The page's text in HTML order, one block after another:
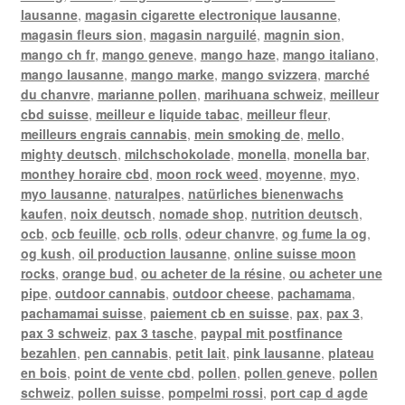
lausanne, magasin cigarette electronique lausanne,
magasin fleurs sion, magasin narguilé, magnin sion,
mango ch fr, mango geneve, mango haze, mango italiano,
mango lausanne, mango marke, mango svizzera, marché
du chanvre, marianne pollen, marihuana schweiz, meilleur
cbd suisse, meilleur e liquide tabac, meilleur fleur,
meilleurs engrais cannabis, mein smoking de, mello,
mighty deutsch, milchschokolade, monella, monella bar,
monthey horaire cbd, moon rock weed, moyenne, myo,
myo lausanne, naturalpes, natürliches bienenwachs
kaufen, noix deutsch, nomade shop, nutrition deutsch,
ocb, ocb feuille, ocb rolls, odeur chanvre, og fume la og,
og kush, oil production lausanne, online suisse moon
rocks, orange bud, ou acheter de la résine, ou acheter une
pipe, outdoor cannabis, outdoor cheese, pachamama,
pachamamai suisse, paiement cb en suisse, pax, pax 3,
pax 3 schweiz, pax 3 tasche, paypal mit postfinance
bezahlen, pen cannabis, petit lait, pink lausanne, plateau
en bois, point de vente cbd, pollen, pollen geneve, pollen
schweiz, pollen suisse, pompelmi rossi, port cap d agde